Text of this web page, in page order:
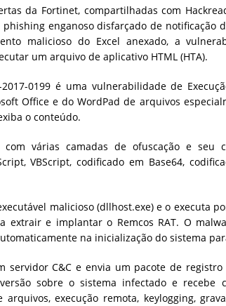
da Fortinet, compartilhadas com
enganoso disfarçado de notificação
malicioso do Excel anexado, a
um arquivo de aplicativo HTML (HTA).
2017-0199 é uma vulnerabilidade de
Office e do WordPad de arquivos
o conteúdo.
com várias camadas de ofuscação e seu
VBScript, codificado em Base64,
malicioso (dllhost.exe) e o executa
extrair e implantar o Remcos RAT. O
na inicialização do sistema
servidor C&C e envia um pacote de
sobre o sistema infectado e recebe
arquivos, execução remota, keylogging,